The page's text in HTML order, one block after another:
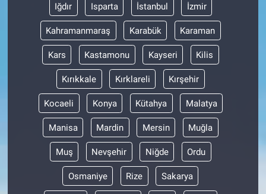
Iğdır Isparta İstanbul İzmir
Kahramanmaraş Karabük Karaman
Kars Kastamonu Kayseri Kilis
Kırıkkale Kırklareli Kırşehir
Kocaeli Konya Kütahya Malatya
Manisa Mardin Mersin Muğla
Muş Nevşehir Niğde Ordu
Osmaniye Rize Sakarya